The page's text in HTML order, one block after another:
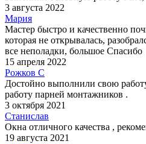
3 августа 2022
Мария
Мастер быстро и качественно
которая не открывалась,
все неполадки, большое Спасибо
15 апреля 2022
Рожков С
Достойно выполнили свою
работу парней монтажников .
3 октября 2021
Станислав
Окна отличного качества ,
19 августа 2021